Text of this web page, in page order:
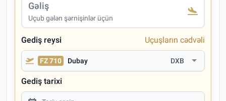
Gəliş
Uçub gələn şərnişinlər üçün
Gediş reysi Uçuşların cədvəli
FZ 710 Dubay DXB
Gediş tarixi